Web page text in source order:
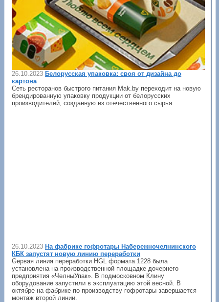
26.10.2023 Белорусская упаковка: своя от дизайна до
картона
Сеть ресторанов быстрого питания Mak.by переходит на новую
брендированную упаковку продукции от белорусских
производителей, созданную из отечественного сырья.
26.10.2023 На фабрике гофротары Набережночелнинского
КБК запустят новую линию переработки
Gервая линия переработки HGL формата 1228 была
установлена на производственной площадке дочернего
предприятия «ЧелныУпак». В подмосковном Клину
оборудование запустили в эксплуатацию этой весной. В
октябре на фабрике по производству гофротары завершается
монтаж второй линии.